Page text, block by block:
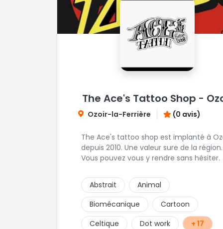
The Ace's Tattoo Shop -
Ozoir-la-Ferrière (0 avis)
The Ace's tattoo shop est implanté à
depuis 2010. Une valeur sure de la région.
Vous pouvez vous y rendre sans hésiter.
Abstrait
Animal
Biomécanique
Cartoon
Celtique
Dot work + 17